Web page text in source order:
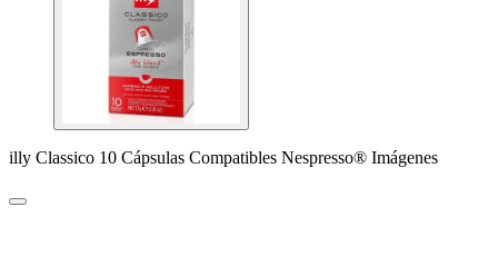
illy Classico 10 Cápsulas Compatibles Nespresso® Imágenes